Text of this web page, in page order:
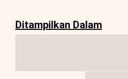
Ditampilkan Dalam